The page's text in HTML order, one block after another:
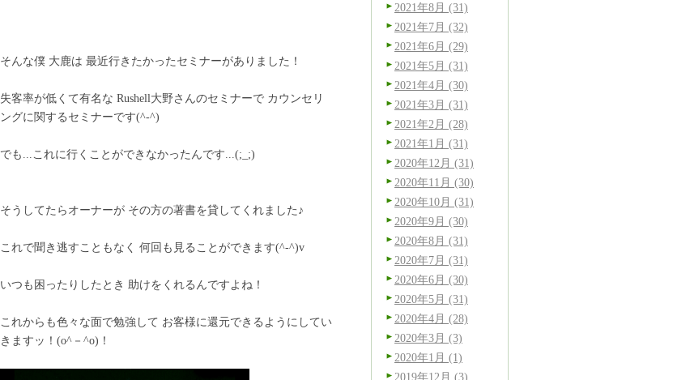
そんな僕 大鹿は 最近行きたかったセミナーがありました！
失客率が低くて有名な Rushell大野さんのセミナーで カウンセリ
ングに関するセミナーです(^-^)
でも...これに行くことができなかったんです...(;_;)
そうしてたらオーナーが その方の著書を貸してくれました♪
これで聞き逃すこともなく 何回も見ることができます(^-^)v
いつも困ったりしたとき 助けをくれるんですよね！
これからも色々な面で勉強して お客様に還元できるようにしてい
きますッ！(o^－^o)！
2021年8月 (31)
2021年7月 (32)
2021年6月 (29)
2021年5月 (31)
2021年4月 (30)
2021年3月 (31)
2021年2月 (28)
2021年1月 (31)
2020年12月 (31)
2020年11月 (30)
2020年10月 (31)
2020年9月 (30)
2020年8月 (31)
2020年7月 (31)
2020年6月 (30)
2020年5月 (31)
2020年4月 (28)
2020年3月 (3)
2020年1月 (1)
2019年12月 (3)